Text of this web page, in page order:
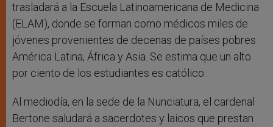
trasladará a la Escuela Latinoamericana de Medicina
(ELAM), donde se forman como médicos miles de
jóvenes provenientes de decenas de países pobres
América Latina, África y Asia. Se estima que un alto
por ciento de los estudiantes es católico.
Al mediodía, en la sede de la Nunciatura, el cardenal
Bertone saludará a sacerdotes y laicos que prestan